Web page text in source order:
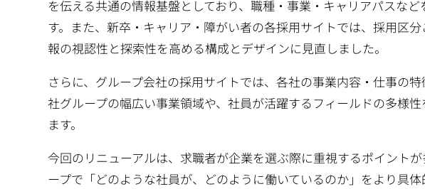
を伝える共通の情報基盤としており、職種・事業・キャリアパスな
す。また、新卒・キャリア・障がい者の各採用サイトでは、採用区
報の視認性と探索性を高める構成とデザインに見直しました。
さらに、グループ会社の採用サイトでは、各社の事業内容・仕事の
社グループの幅広い事業領域や、社員が活躍するフィールドの多様
ます。
今回のリニューアルは、求職者が企業を選ぶ際に重視するポイント
ープで「どのような社員が、どのように働いているのか」をより具